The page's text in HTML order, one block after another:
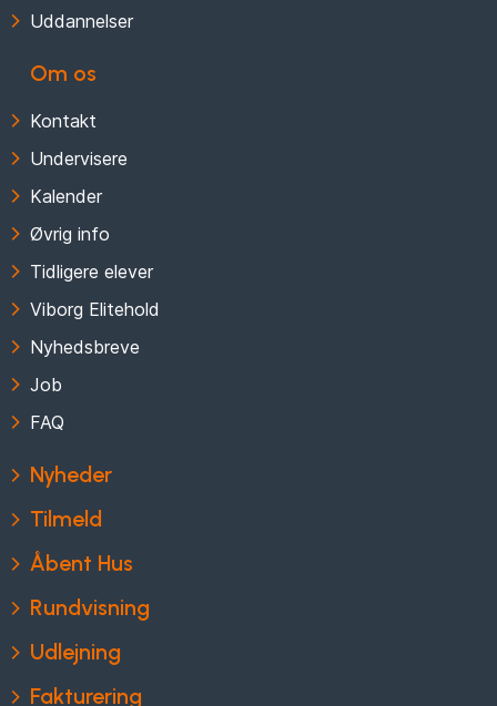
Uddannelser
Om os
Kontakt
Undervisere
Kalender
Øvrig info
Tidligere elever
Viborg Elitehold
Nyhedsbreve
Job
FAQ
Nyheder
Tilmeld
Åbent Hus
Rundvisning
Udlejning
Fakturering